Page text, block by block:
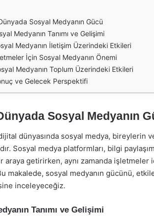
Sosyal Medyanın Gücü
Medyanın Tanımı ve Gelişimi
Medyanın İletişim Üzerindeki Etkileri
İçin Sosyal Medyanın Önemi
Medyanın Toplum Üzerindeki Etkileri
ve Gelecek Perspektifi
Sosyal Medyanın
dünyasında sosyal medya, bireylerin
Sosyal medya platformları, bilgi
araya getirirken, aynı zamanda
makalede, sosyal medyanın gücünü,
inceleyeceğiz.
Tanımı ve Gelişimi